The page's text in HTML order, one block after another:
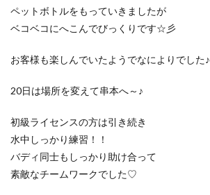
ペットボトルをもっていきましたが
ベコベコにへこんでびっくりです☆彡
お客様も楽しんでいたようでなによりでした♪
20日は場所を変えて串本へ～♪
初級ライセンスの方は引き続き
水中しっかり練習！！
バディ同士もしっかり助け合って
素敵なチームワークでした♡